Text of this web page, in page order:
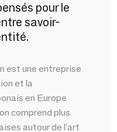
pour le
savoir-
est une entreprise
et la
en Europe
comprend plus
autour de l’art